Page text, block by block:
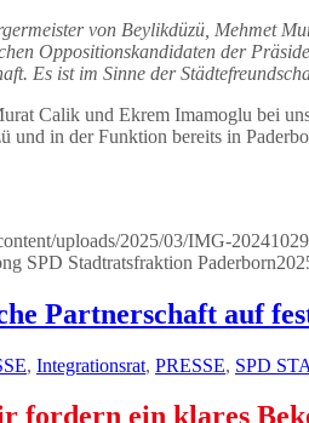
von Beylikdüzü, Mehmet
Oppositionskandidaten der
Es ist im Sinne der
Calik und Ekrem Imamoglu bei
und in der Funktion bereits in
uploads/2025/03/IMG-
SPD Stadtratsfraktion Paderborn
Partnerschaft auf
, Integrationsrat, PRESSE, SPD
fordern ein klares